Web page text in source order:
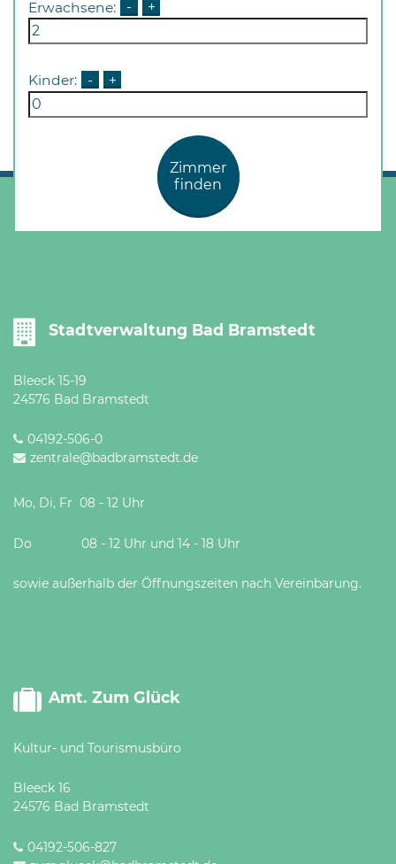
Erwachsene: - +
Kinder: - +
Zimmer
finden
Stadtverwaltung Bad Bramstedt
Bleeck 15-19
24576 Bad Bramstedt
04192-506-0
zentrale@badbramstedt.de
Mo, Di, Fr 08 - 12 Uhr
Do 08 - 12 Uhr und 14 - 18 Uhr
sowie außerhalb der Öffnungszeiten nach Vereinbarung.
Amt. Zum Glück
Kultur- und Tourismusbüro
Bleeck 16
24576 Bad Bramstedt
04192-506-827